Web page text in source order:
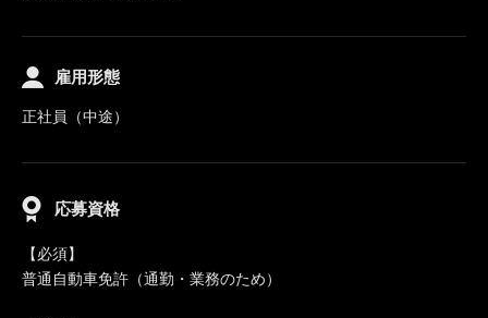
雇用形態
正社員（中途）
応募資格
【必須】
普通自動車免許（通勤・業務のため）